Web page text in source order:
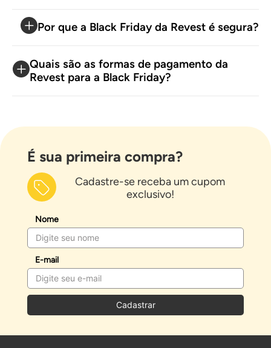
Por que a Black Friday da Revest é segura?
Quais são as formas de pagamento da
Revest para a Black Friday?
É sua primeira compra?
Cadastre-se receba um cupom
exclusivo!
Nome
E-mail
Cadastrar